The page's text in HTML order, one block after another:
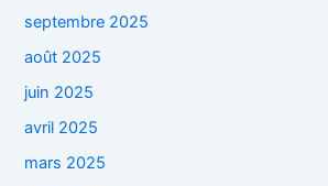
septembre 2025
août 2025
juin 2025
avril 2025
mars 2025